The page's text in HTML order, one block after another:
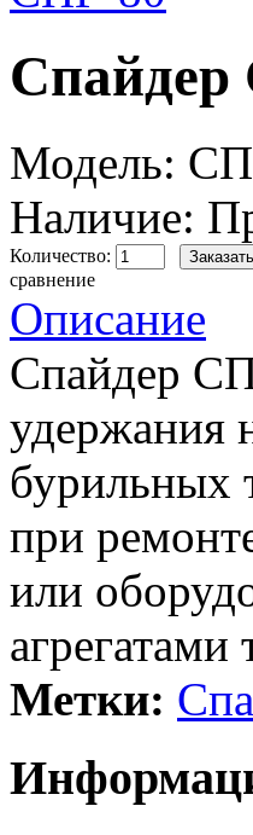
Модель:
Наличие:
Количество:
сравнение
Описание
Спайдер
удержания
бурильных
при
или
агрегатами
Метки: